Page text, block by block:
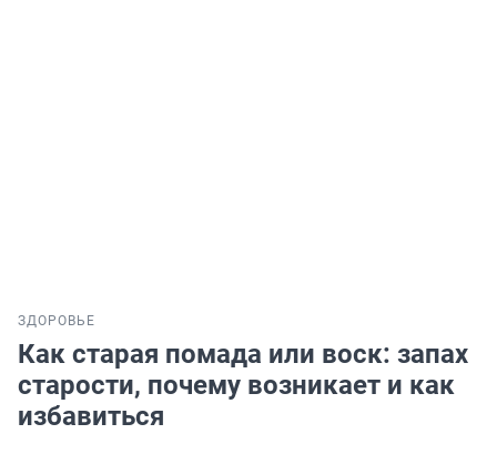
ЗДОРОВЬЕ
Как старая помада или воск: запах
старости, почему возникает и как
избавиться